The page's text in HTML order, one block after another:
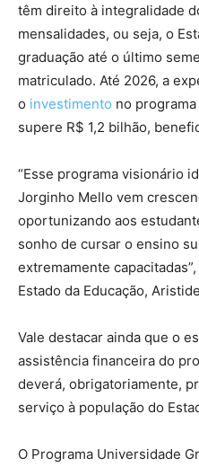
têm direito à integralidade
mensalidades, ou seja, o
graduação até o último
matriculado. Até 2026, a
o investimento no
supere R$ 1,2 bilhão,
“Esse programa visionário
Jorginho Mello vem
oportunizando aos
sonho de cursar o ensino
extremamente
Estado da Educação,
Vale destacar ainda que o
assistência financeira do
deverá, obrigatoriamente,
serviço à população do
O Programa Universidade